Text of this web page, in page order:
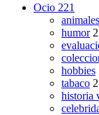
Ocio 221
humor
hobbies
tabaco 2
historia